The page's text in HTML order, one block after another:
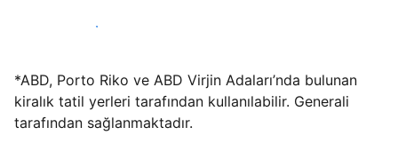
Hemen tesis yayınla
*ABD, Porto Riko ve ABD Virjin Adaları’nda bulunan
kiralık tatil yerleri tarafından kullanılabilir. Generali
tarafından sağlanmaktadır.